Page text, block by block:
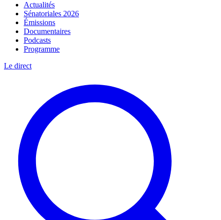
Actualités
Sénatoriales 2026
Émissions
Documentaires
Podcasts
Programme
Le direct